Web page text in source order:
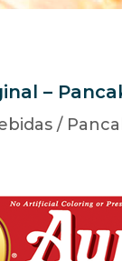
–
/